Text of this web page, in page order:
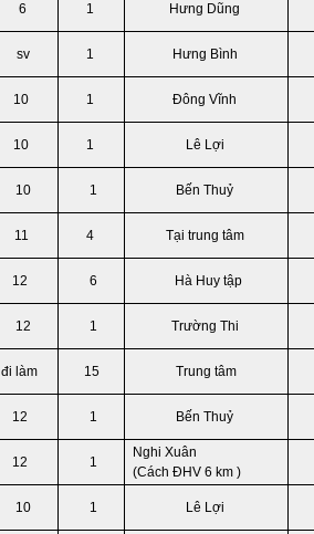
6 1 Hưng Dũng
sv 1 Hưng Bình
10 1 Đông Vĩnh
10 1 Lê Lợi
10 1 Bến Thuỷ
11 4 Tại trung tâm
12 6 Hà Huy tập
12 1 Trường Thi
đi làm 15 Trung tâm
12 1 Bến Thuỷ
12 1
Nghi Xuân
(Cách ĐHV 6 km )
10 1 Lê Lợi